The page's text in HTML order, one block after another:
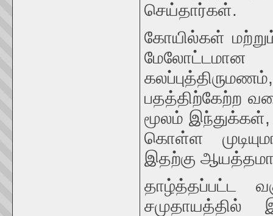
செய்தார்கள்.
கோயில்கள்
பதத்திற்கேற்ற
மூலம்
கொள்ள
இதற்கு
தாழ்த்தப்பட்ட
சமுதாயத்தில்